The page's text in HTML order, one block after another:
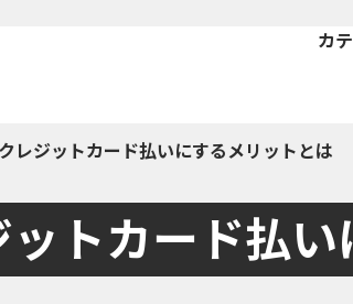
カ
レジットカード払いにするメリットとは
トカード払い